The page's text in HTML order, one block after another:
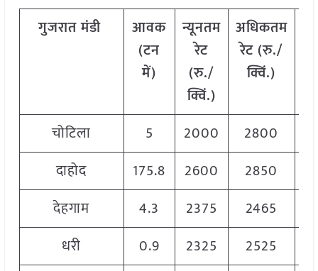
गुजरातमंडी
आवक
(टन
में)
न्यूनतम
रेट
(रु./
क्विं.)
अधिकतम
रेट (रु./
क्विं.)
चोटिला
5 2000 2800
दाहोद
175.8 2600 2850
देहगाम
4.3 2375 2465
धरी
0.9 2325 2525